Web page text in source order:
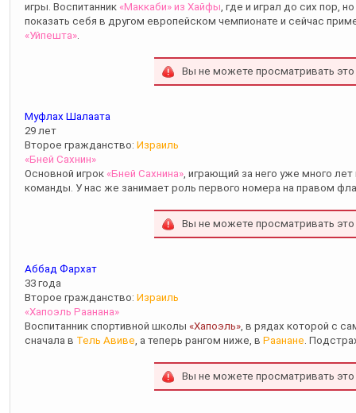
игры. Воспитанник «Маккаби» из Хайфы , где и играл до сих пор,
показать себя в другом европейском чемпионате и сейчас
«Уйпешта»
Вы не можете просматривать
Муфлах Шалаата
29 лет
Второе гражданство: Израиль
«Бней Сахнин»
Основной игрок «Бней Сахнина» , играющий за него уже много
команды. У нас же занимает роль первого номера на правом
Вы не можете просматривать
Аббад Фархат
33 года
Второе гражданство: Израиль
«Хапоэль Раанана»
Воспитанник спортивной школы «Хапоэль» , в рядах которой с
сначала в Тель Авиве , а теперь рангом ниже, в Раанане .
Вы не можете просматривать